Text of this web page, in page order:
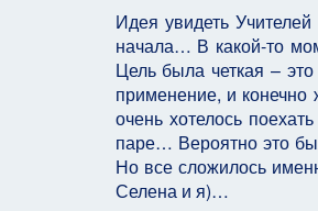
Идея увидеть
начала… В какой-то
Цель была четкая –
применение, и конечно
очень хотелось
паре… Вероятно это
Но все сложилось
Селена и я)…